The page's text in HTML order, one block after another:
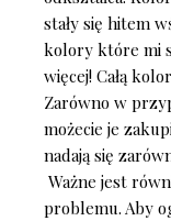
stały się hitem
kolory które mi
więcej! Całą
Zarówno w
możecie je
nadają się
Ważne jest
problemu. Aby